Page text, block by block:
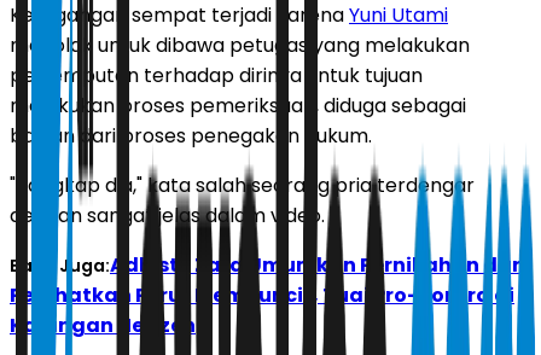
Ketegangan sempat terjadi karenaYuni Utami
menolak untuk dibawa petugas yang melakukan
penjemputan terhadap dirinya untuk tujuan
melakukan proses pemeriksaan, diduga sebagai
bagian dari proses penegakan hukum.
"Tangkap dia," kata salah seorang pria terdengar
dengan sangat jelas dalam video.
Baca Juga:Adhisty Zara Umumkan Pernikahan dan
Perlihatkan Perut Membuncit, Tuai Pro-Kontra di
Kalangan Netizen